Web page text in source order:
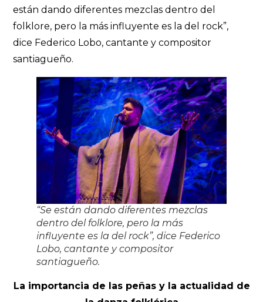
están dando diferentes mezclas dentro del
folklore, pero la más influyente es la del rock”,
dice Federico Lobo, cantante y compositor
santiagueño.
“Se están dando diferentes mezclas
dentro del folklore, pero la más
influyente es la del rock”, dice Federico
Lobo, cantante y compositor
santiagueño.
La importancia de las peñas y la actualidad de